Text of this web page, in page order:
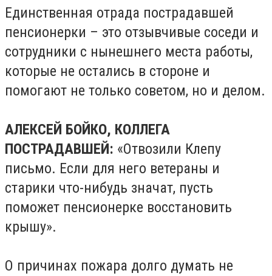
Единственная отрада пострадавшей
пенсионерки – это отзывчивые соседи и
сотрудники с нынешнего места работы,
которые не остались в стороне и
помогают не только советом, но и делом.
АЛЕКСЕЙ БОЙКО, КОЛЛЕГА
ПОСТРАДАВШЕЙ: «Отвозили Клепу
письмо. Если для него ветераны и
старики что-нибудь значат, пусть
поможет пенсионерке восстановить
крышу».
О причинах пожара долго думать не